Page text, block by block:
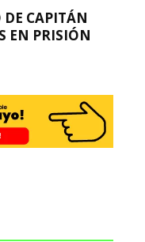
CAPITÁN
EN PRISIÓN